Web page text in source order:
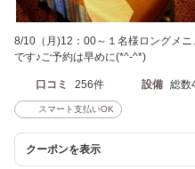
8/10（月)12：00～１名様ロングメ
です♪ご予約は早めに(*^-^*)
口コミ 256件 設備 総数
スマート支払いOK
クーポンを表示